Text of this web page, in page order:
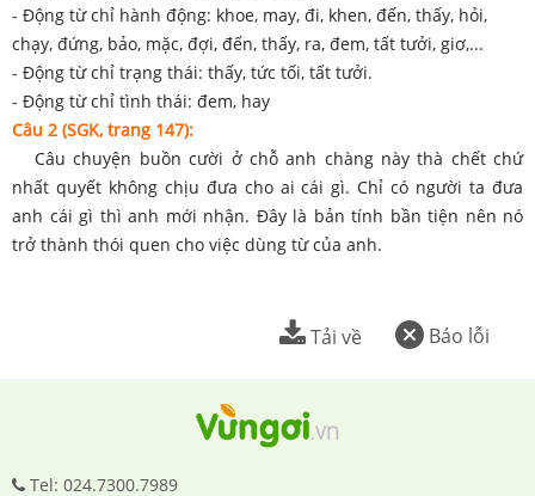
- Động từ chỉ hành động: khoe, may, đi, khen, đến, thấy, hỏi,
chạy, đứng, bảo, mặc, đợi, đến, thấy, ra, đem, tất tưởi, giơ,...
- Động từ chỉ trạng thái: thấy, tức tối, tất tưởi.
- Động từ chỉ tình thái: đem, hay
Câu 2 (SGK, trang 147):
Câu chuyện buồn cười ở chỗ anh chàng này thà chết chứ
nhất quyết không chịu đưa cho ai cái gì. Chỉ có người ta đưa
anh cái gì thì anh mới nhận. Đây là bản tính bần tiện nên nó
trở thành thói quen cho việc dùng từ của anh.
Báo lỗi
Tải về
Tel: 024.7300.7989